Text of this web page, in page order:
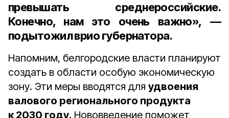
превышать среднероссийские.
Конечно, нам это очень важно», —
подытожил врио губернатора.
Напомним, белгородские власти планируют
создать в области особую экономическую
зону. Эти меры вводятся для удвоения
валового регионального продукта
к 2030 году. Нововведение поможет